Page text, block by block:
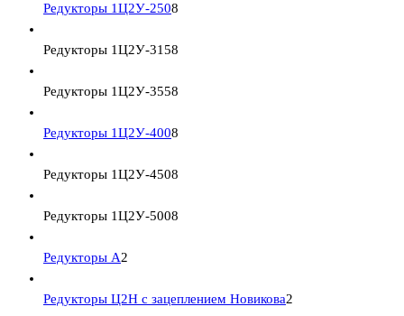
Редукторы 1Ц2У-2508
Редукторы 1Ц2У-3158
Редукторы 1Ц2У-3558
Редукторы 1Ц2У-4008
Редукторы 1Ц2У-4508
Редукторы 1Ц2У-5008
Редукторы А2
Редукторы Ц2Н с зацеплением Новикова2